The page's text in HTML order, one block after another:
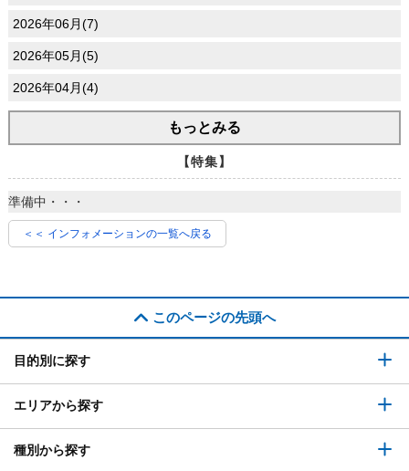
2026年06月(7)
2026年05月(5)
2026年04月(4)
もっとみる
【特集】
準備中・・・
＜＜ インフォメーションの一覧へ戻る
このページの先頭へ
目的別に探す
エリアから探す
種別から探す